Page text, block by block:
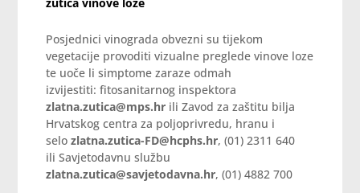
Posjednici vinograda obvezni su tijekom
vegetacije provoditi vizualne preglede vinove loze
te uoče li simptome zaraze odmah
izvijestiti: fitosanitarnog inspektora
zlatna.zutica@mps.hr ili Zavod za zaštitu bilja
Hrvatskog centra za poljoprivredu, hranu i
selozlatna.zutica-FD@hcphs.hr, (01) 2311 640
ili Savjetodavnu službu
zlatna.zutica@savjetodavna.hr, (01) 4882 700